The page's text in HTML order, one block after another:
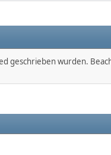
geschrieben wurden.